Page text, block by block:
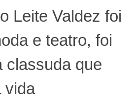
Leite Valdez foi
e teatro, foi
classuda que
vida